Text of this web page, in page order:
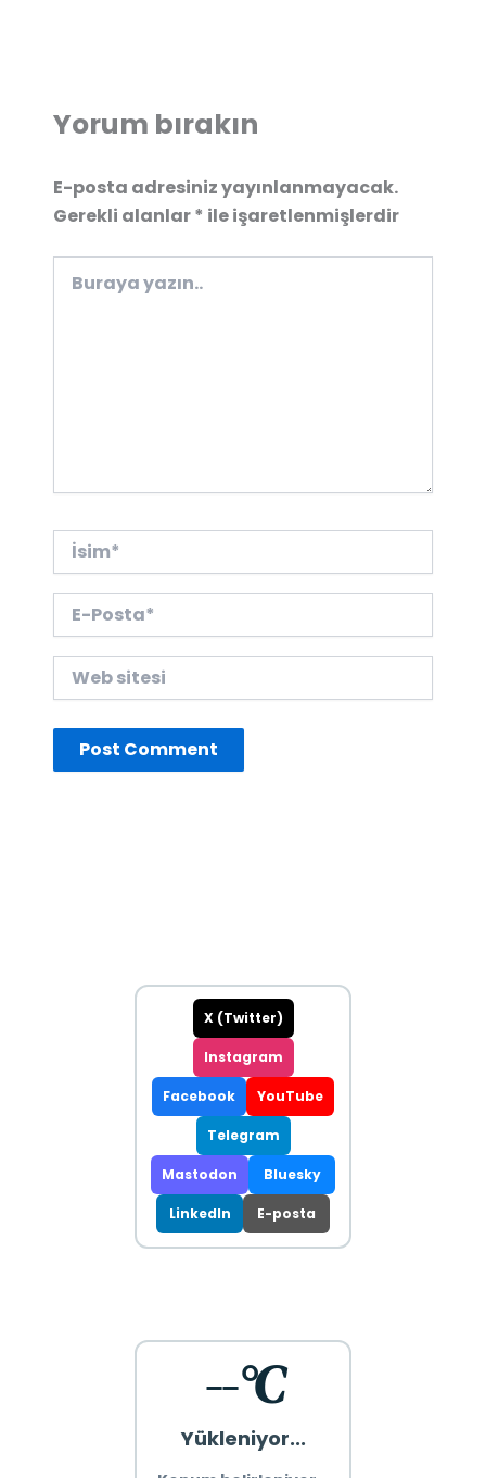
Yorum bırakın
E-posta adresiniz yayınlanmayacak.
Gerekli alanlar* ile işaretlenmişlerdir
yazın..
İsim*
Posta*
sitesi
X (Twitter)
Instagram
Facebook YouTube
Telegram
Mastodon Bluesky
LinkedIn E-posta
--°C
Yükleniyor...